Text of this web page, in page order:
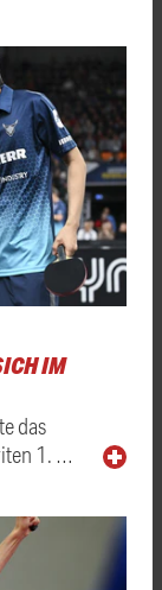
IM
das
1. …